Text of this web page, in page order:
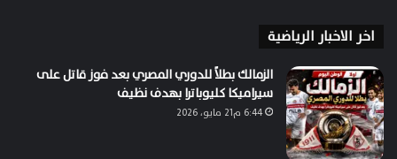
اخر الاخبار الرياضية
الزمالك بطلاً للدوري المصري بعد فوز قاتل على
سيراميكا كليوباترا بهدف نظيف
6:44 م21 مايو، 2026